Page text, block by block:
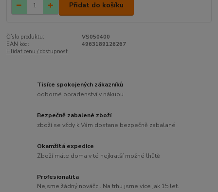
Přidat do košíku
Číslo produktu:
VS050400
EAN kód:
4963189126267
Hlídat cenu / dostupnost
Tisíce spokojených zákazníků
odborné poradenství v nákupu
Bezpečně zabalené zboží
zboží se vždy k Vám dostane bezpečně zabalané
Okamžitá expedice
Zboží máte doma v té nejkratší možné lhůtě
Profesionalita
Nejsme žádný nováčci. Na trhu jsme více jak 15 let.